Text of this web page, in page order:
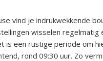
vind je indrukwekkende
wisselen regelmatig
is een rustige periode om
rond 09:30 uur. Zo